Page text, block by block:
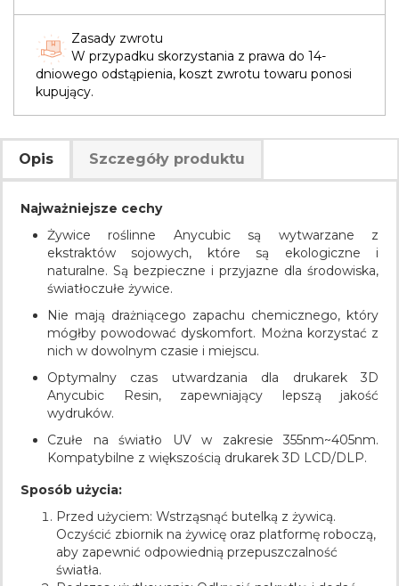
Zasady zwrotu
W przypadku skorzystania z prawa do 14-
dniowego odstąpienia, koszt zwrotu towaru ponosi
kupujący.
Opis Szczegóły produktu
Najważniejsze cechy
Żywice roślinne Anycubic są wytwarzane z
ekstraktów sojowych, które są ekologiczne i
naturalne. Są bezpieczne i przyjazne dla środowiska,
światłoczułe żywice.
Nie mają drażniącego zapachu chemicznego, który
mógłby powodować dyskomfort. Można korzystać z
nich w dowolnym czasie i miejscu.
Optymalny czas utwardzania dla drukarek 3D
Anycubic Resin, zapewniający lepszą jakość
wydruków.
Czułe na światło UV w zakresie 355nm~405nm.
Kompatybilne z większością drukarek 3D LCD/DLP.
Sposób użycia:
Przed użyciem: Wstrząsnąć butelką z żywicą.
Oczyścić zbiornik na żywicę oraz platformę roboczą,
aby zapewnić odpowiednią przepuszczalność
światła.